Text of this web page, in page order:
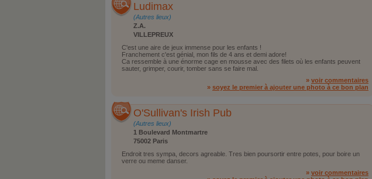
Ludimax
(Autres lieux)
Z.A.
VILLEPREUX
C'est une aire de jeux immense pour les enfants !
Franchement c'est génial, mon fils de 4 ans et demi adore!
Ca ressemble à une énorme cage en mousse avec des filets où les enfants peuvent
sauter, grimper, courir, tomber sans se faire mal.
» voir commentaires
» soyez le premier à ajouter une photo à ce bon plan
O'Sullivan's Irish Pub
(Autres lieux)
1 Boulevard Montmartre
75002 Paris
Endroit tres sympa, decors agreable. Tres bien poursortir entre potes, pour boire un
verre ou meme danser.
» voir commentaires